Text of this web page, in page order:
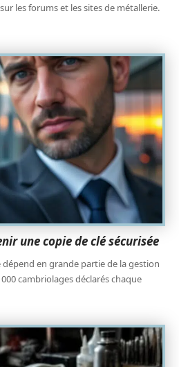
les forums et les sites de métallerie.
une copie de clé sécurisée
en grande partie de la gestion
cambriolages déclarés chaque